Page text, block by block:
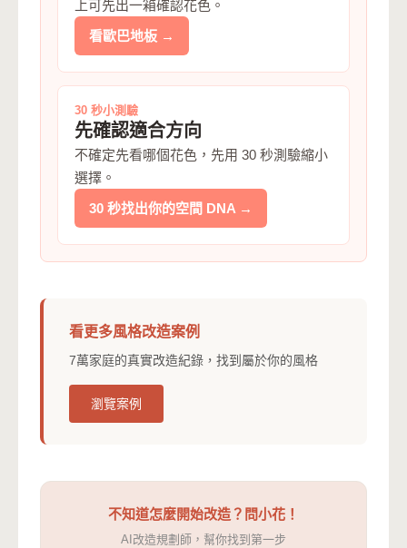
上可先出一箱確認花色。
看歐巴地板 →
30 秒小測驗
先確認適合方向
不確定先看哪個花色，先用 30 秒測驗縮小
選擇。
30 秒找出你的空間 DNA →
看更多風格改造案例
7萬家庭的真實改造紀錄，找到屬於你的風格
瀏覽案例
不知道怎麼開始改造？問小花！
AI改造規劃師，幫你找到第一步